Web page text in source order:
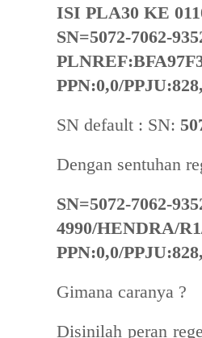
ISI PLA30 KE
SN=5072-7062-
PPN:0,0/
SN default : SN:
Dengan sentuhan
SN=5072-7062-
4990/HENDRA/
PPN:0,0/
Gimana caranya ?
Disinilah peran